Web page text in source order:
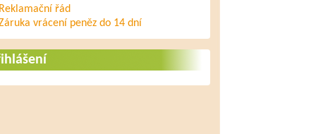
Reklamační řád
vrácení peněz do 14 dní